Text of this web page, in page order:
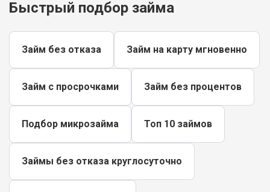
Быстрый подбор займа
Займ без отказа Займ на карту мгновенно
Займ с просрочками Займ без процентов
Подбор микрозайма Топ 10 займов
Займы без отказа круглосуточно